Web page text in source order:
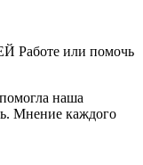
или помочь
наша
Мнение каждого